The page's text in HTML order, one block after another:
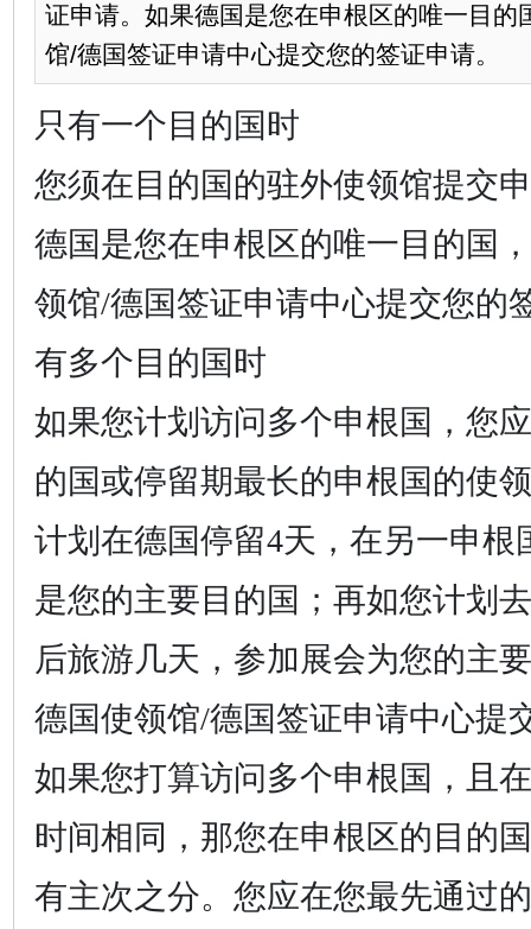
证申请。如果德国是您在申根区的唯一目的
馆/德国签证申请中心提交您的签证申请。
只有一个目的国时
您须在目的国的驻外使领馆提交
德国是您在申根区的唯一目的国
领馆/德国签证申请中心提交您的
有多个目的国时
如果您计划访问多个申根国，您
的国或停留期最长的申根国的使
计划在德国停留4天，在另一申根
是您的主要目的国；再如您计划
后旅游几天，参加展会为您的主
德国使领馆/德国签证申请中心提
如果您打算访问多个申根国，且
时间相同，那您在申根区的目的
有主次之分。您应在您最先通过